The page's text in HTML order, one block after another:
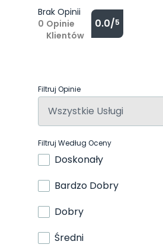
Brak Opinii
0 Opinie
Klientów
0.0/5
Filtruj Opinie
Filtruj Według Oceny
Doskonały
Bardzo Dobry
Dobry
Średni